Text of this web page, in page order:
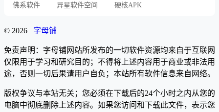
佛系软件 异星软件空间 硬核APK
© 2026 字母铺
免责声明：字母铺网站所发布的一切软件资源均来自于互联网
仅限用于学习和研究目的；不得将上述内容用于商业或非法用
途，否则一切后果请用户自负；本站所有软件信息来自网络。
版权争议与本站无关；您必须在下载后的24个小时之内从您的
电脑中彻底删除上述内容。如果您访问和下载此文件，表示您